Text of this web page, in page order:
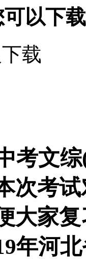
以下
载
考文
次考
大家
年河